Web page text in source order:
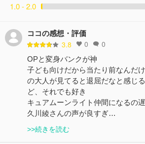
1.0 - 2.0
ココの感想・評価
3.8 0 0
OPと変身バンクが神
子ども向けだから当たり前なんだ
の大人が見てると退屈だなと感じ
ど、それでも好き
キュアムーンライト仲間になるの
久川綾さんの声が良すぎ…
>>続きを読む